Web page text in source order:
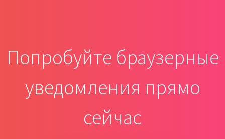
Попробуйте браузерные
уведомления прямо
сейчас